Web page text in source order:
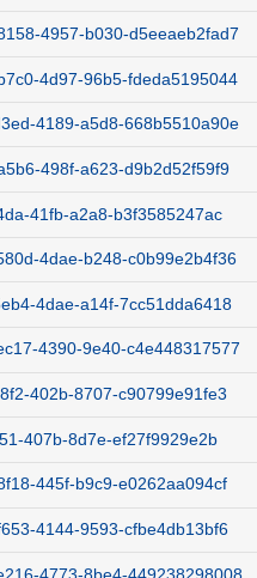
4957-b030-d5eeaeb2fad7
4d97-96b5-fdeda5195044
4189-a5d8-668b5510a90e
498f-a623-d9b2d52f59f9
41fb-a2a8-b3f3585247ac
4dae-b248-c0b99e2b4f36
4dae-a14f-7cc51dda6418
4390-9e40-c4e448317577
402b-8707-c90799e91fe3
407b-8d7e-ef27f9929e2b
445f-b9c9-e0262aa094cf
4144-9593-cfbe4db13bf6